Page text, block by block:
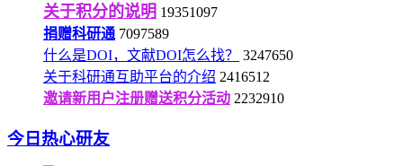
关于积分的说明 19351097
捐赠科研通 7097589
什么是DOI，文献DOI怎么找？
3247650
关于科研通互助平台的介绍 2416512
邀请新用户注册赠送积分活动 2232910
今日热心研友